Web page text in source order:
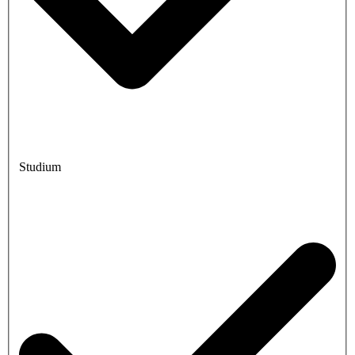
Studium